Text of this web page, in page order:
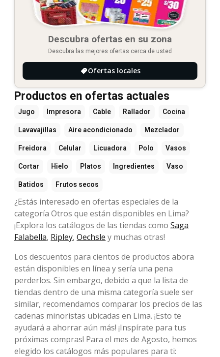
Descubra ofertas en su zona
Descubra las mejores ofertas cerca de usted
Ofertas locales
Productos en ofertas actuales
Jugo Impresora Cable Rallador Cocina
Lavavajillas Aire acondicionado Mezclador
Freidora Celular Licuadora Polo Vasos
Cortar Hielo Platos Ingredientes Vaso
Batidos Frutos secos
¿Estás interesado en ofertas especiales de la
categoría Otros que están disponibles en Lima?
¡Explora los catálogos de las tiendas como Saga
Falabella, Ripley, Oechsle y muchas otras!
Los descuentos para cientos de productos abora
están disponibles en línea y sería una pena
perderlos. Sin embargo, debido a que la lista de
tiendas dentro de una misma categoría suele ser
similar, recomendamos comparar los precios de las
cadenas minoristas ubicadas en Lima. ¡Esto te
ayudará a ahorrar aún más! ¡Inspírate para tus
próximas compras! Para el mes de Agosto, ​​hemos
elegido los catálogos más populares para ti: